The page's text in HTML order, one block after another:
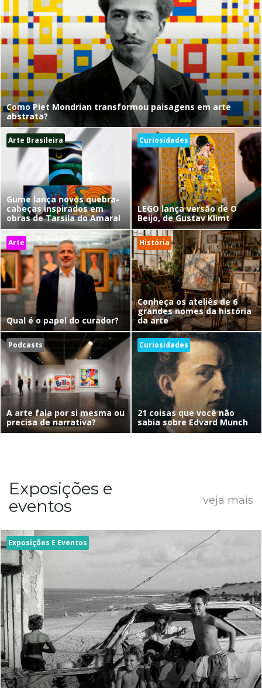
Como Piet Mondrian transformou paisagens em arte
abstrata?
Arte Brasileira
Gume lança novos quebra-
cabeças inspirados em
obras de Tarsila do Amaral
Curiosidades
LEGO lança versão de O
Beijo, de Gustav Klimt
Arte
Qual é o papel do curador?
História
Conheça os ateliês de 6
grandes nomes da história
da arte
Podcasts
A arte fala por si mesma ou
precisa de narrativa?
Curiosidades
21 coisas que você não
sabia sobre Edvard Munch
Exposições e
eventos
veja mais
Exposições E Eventos